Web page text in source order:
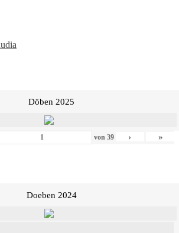
Döben 2025
von 39 › »
Doeben 2024